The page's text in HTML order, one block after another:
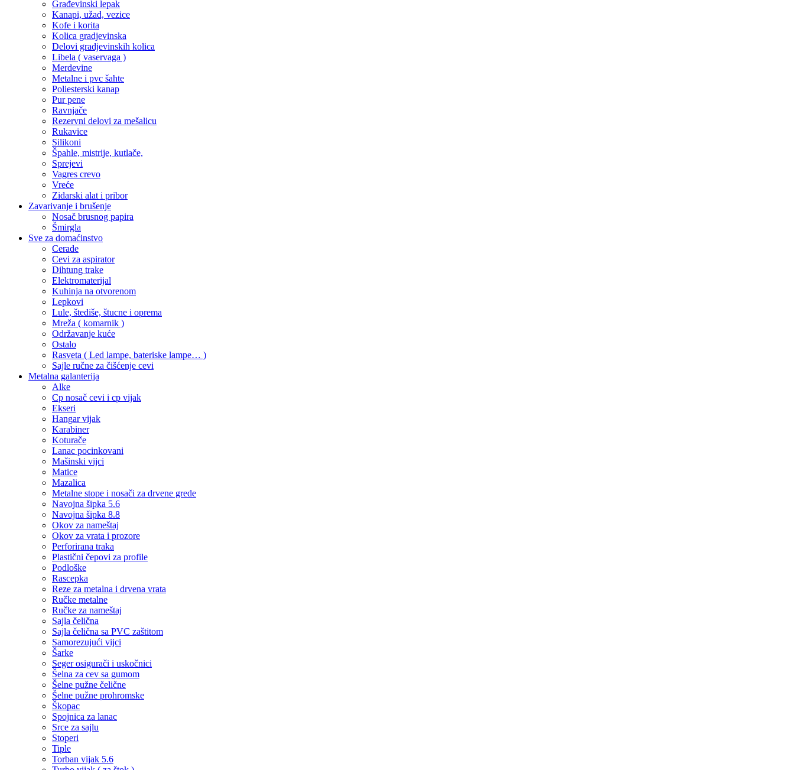
Građevinski lepak
Kanapi, užad, vezice
Kofe i korita
Kolica gradjevinska
Delovi gradjevinskih kolica
Libela ( vaservaga )
Merdevine
Metalne i pvc šahte
Poliesterski kanap
Pur pene
Ravnjače
Rezervni delovi za mešalicu
Rukavice
Silikoni
Špahle, mistrije, kutlače,
Sprejevi
Vagres crevo
Vreće
Zidarski alat i pribor
Zavarivanje i brušenje
Nosač brusnog papira
Šmirgla
Sve za domaćinstvo
Cerade
Cevi za aspirator
Dihtung trake
Elektromaterijal
Kuhinja na otvorenom
Lepkovi
Lule, štediše, štucne i oprema
Mreža ( komarnik )
Održavanje kuće
Ostalo
Rasveta ( Led lampe, bateriske lampe… )
Sajle ručne za čišćenje cevi
Metalna galanterija
Alke
Cp nosač cevi i cp vijak
Ekseri
Hangar vijak
Karabiner
Koturače
Lanac pocinkovani
Mašinski vijci
Matice
Mazalica
Metalne stope i nosači za drvene grede
Navojna šipka 5.6
Navojna šipka 8.8
Okov za nameštaj
Okov za vrata i prozore
Perforirana traka
Plastični čepovi za profile
Podloške
Rascepka
Reze za metalna i drvena vrata
Ručke metalne
Ručke za nameštaj
Sajla čelična
Sajla čelična sa PVC zaštitom
Samorezujući vijci
Šarke
Seger osigurači i uskočnici
Šelna za cev sa gumom
Šelne pužne čelične
Šelne pužne prohromske
Škopac
Spojnica za lanac
Srce za sajlu
Stoperi
Tiple
Torban vijak 5.6